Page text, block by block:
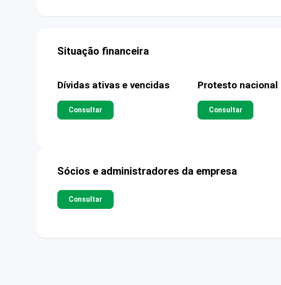
Situação financeira
Dívidas ativas e vencidas
Consultar
Protesto nacional
Consultar
Sócios e administradores da empresa
Consultar